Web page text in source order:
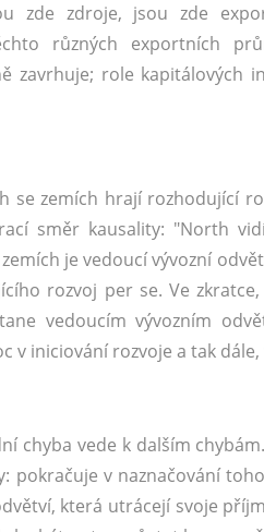
zde zdroje, jsou zde
různých exportních
role kapitálových
se zemích hrají rozhodující
směr kausality: "North
je vedoucí vývozní
rozvoj per se. Ve
vedoucím vývozním
iniciování rozvoje a tak
chyba vede k dalším
pokračuje v naznačování
která utrácejí svoje